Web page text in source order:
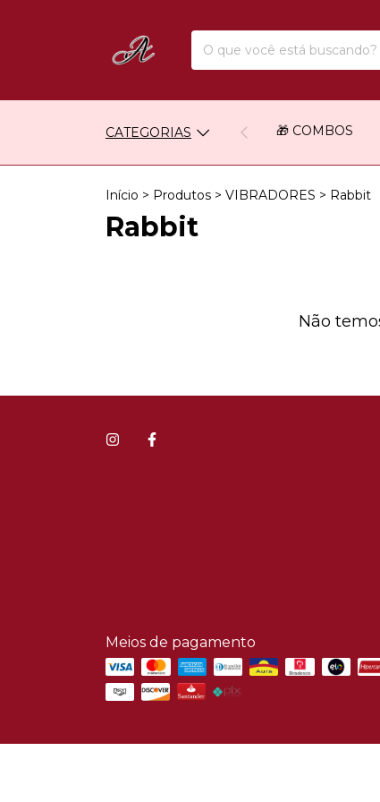
CATEGORIAS 🎁 COMBOS
Início > Produtos > VIBRADORES > Rabbit
Rabbit
Não
Meios de pagamento